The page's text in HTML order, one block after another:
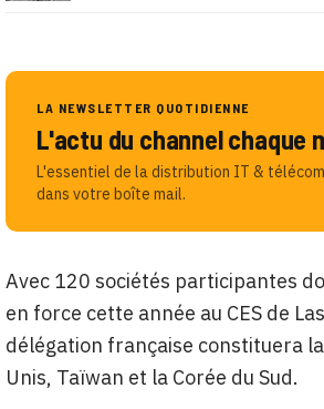
LA NEWSLETTER QUOTIDIENNE
L'actu du channel chaque
L'essentiel de la distribution IT &
dans votre boîte mail.
Avec 120 sociétés participantes
en force cette année au CES de
délégation française constituera
Unis, Taïwan et la Corée du Sud.